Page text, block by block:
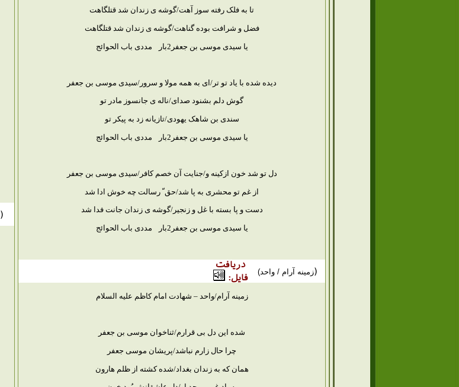
تا به فلک رفته سوز آهت/گوشه ی زندان شد قتلگاهت
فضل و شرافت بوده گناهت/گوشه ی زندان شد قتلگاهت
یا سیدی موسی بن جعفر2بار مددی باب الحوائج
دیده شده با یاد تو تر/ای به همه مولا و سرور/سیدی موسی بن جعفر
گوش دلم بشنود صدای/ناله ی جانسوز مادر تو
سندی بن شاهک یهودی/تازیانه زد به پیکر تو
یا سیدی موسی بن جعفر2بار مددی باب الحوائج
دل تو شد خون ازکینه و/جنایت آن خصم کافر/سیدی موسی بن جعفر
از غم تو محشری به پا شد/حق ّ رسالت چه خوش ادا شد
دست و پا بسته با غل و زنجیر/گوشه ی زندان جانت فدا شد
یا سیدی موسی بن جعفر2بار مددی باب الحوائج
(زمینه آرام / واحد)
دریافت
فایل:
زمینه آرام/واحد – شهادت امام کاظم علیه السلام
شده این دل بی قرارم/ثناخوان موسی بن جعفر
چرا حال زارم نباشد/پریشان موسی جعفر
همان که به زندان بغداد/شده کشته از ظلم هارون
(